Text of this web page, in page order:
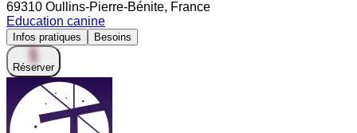
69310 Oullins-Pierre-Bénite, France
Education canine
Infos pratiques Besoins
Réserver